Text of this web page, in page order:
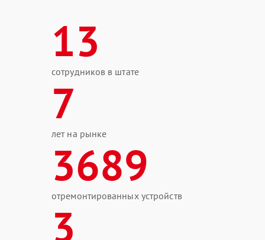
13
сотрудников в штате
7
лет на рынке
3689
отремонтированных устройств
3